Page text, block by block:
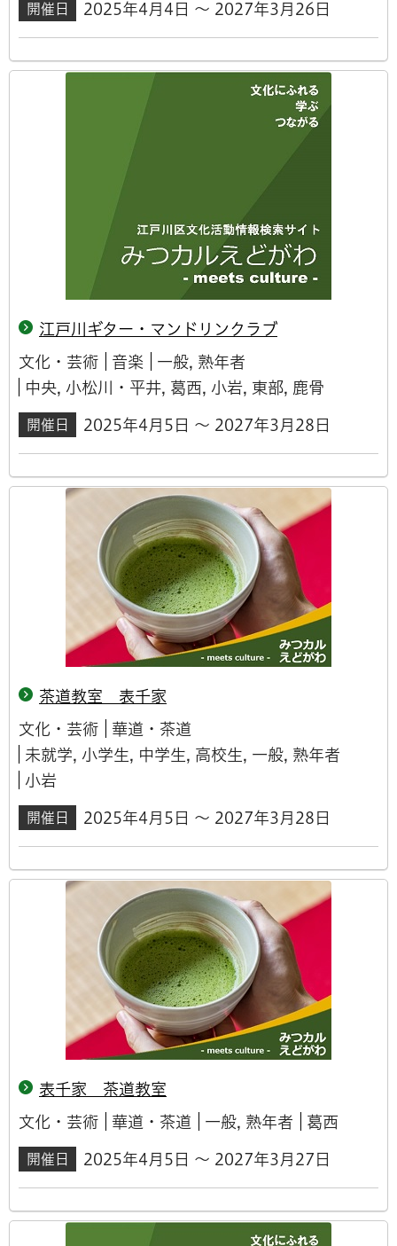
開催日 2025年4月4日 ～ 2027年3月26日
江戸川ギター・マンドリンクラブ
文化・芸術 音楽
一般, 熟年者
中央, 小松川・平井, 葛西, 小岩, 東部, 鹿骨
開催日 2025年4月5日 ～ 2027年3月28日
茶道教室 表千家
文化・芸術
華道・茶道
未就学, 小学生, 中学生, 高校生, 一般, 熟年者
小岩
開催日 2025年4月5日 ～ 2027年3月28日
表千家 茶道教室
文化・芸術 華道・茶道 一般, 熟年者 葛西
開催日 2025年4月5日 ～ 2027年3月27日